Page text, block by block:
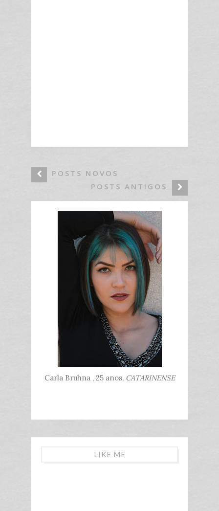
POSTS NOVOS
POSTS ANTIGOS
Carla Bruhna , 25 anos,CATARINENSE
LIKE ME